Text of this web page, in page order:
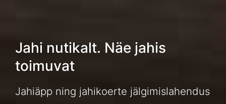
Jahi nutikalt. Näe jahis
toimuvat
Jahiäpp ning jahikoerte jälgimislahendus